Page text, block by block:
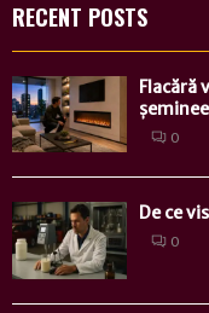
RECENT POSTS
Flacără
0
De ce
0